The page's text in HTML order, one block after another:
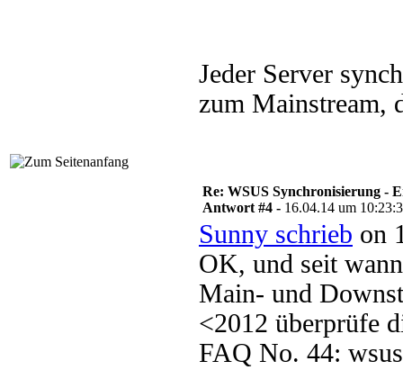
Jeder Server
zum Mainstream,
Re: WSUS Synchronisierung -
Antwort #4 - 16.04.14 um
Sunny schrieb on
OK, und seit
Main- und
<2012 überprüfe
FAQ No. 44: